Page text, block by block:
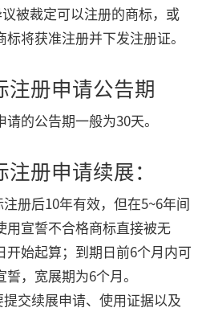
议被裁定可以注册的商标，或
将获准注册并下发注册证。
注册申请公告期
的公告期一般为30天。
册申请续展：
注册后10年有效，但在5~6年间
用宣誓不合格商标直接被无
开始起算；到期日前6个月内可
，宽展期为6个月。
提交续展申请、使用证据以及